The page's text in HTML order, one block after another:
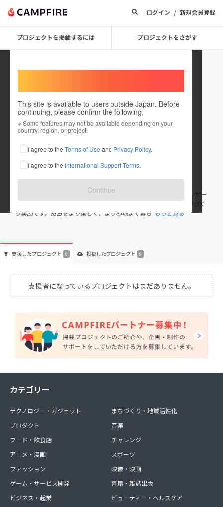
ログイン / 新規会員登録
プロジェクトを掲載するには プロジェクトをさがす
This site is available to users outside Japan. Before
continuing, please confirm the following.
※ Some features may not be available depending on your
country, region, or project.
I agree to the Terms of Use and Privacy Policy.
I agree to the International Support Terms.
Continue
ARTYCUDE
これまでに9件のプロジェクトを投稿しています
在住国：日本 現在地：福岡県
出身国：日本 出身地：宮崎県
私達ARTYCUDEは、日本の枠を超え世界中から優れた素材を集めレザー
アイテム、アパレル商品など様々なアイテムを企画、製造するものづく
り集団です。毎日をより楽しく、より心地よく暮ら もっと見る
支援したプロジェクト 0 投稿したプロジェクト 9
支援者になっているプロジェクトはまだありません。
カテゴリー
テクノロジー・ガジェット
プロダクト
フード・飲食店
アニメ・漫画
ファッション
ゲーム・サービス開発
ビジネス・起業
まちづくり・地域活性化
音楽
チャレンジ
スポーツ
映像・映画
書籍・雑誌出版
ビューティー・ヘルスケア